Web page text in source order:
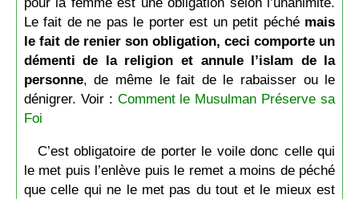
Le fait de ne pas le porter est un petit péché mais
le fait de renier son obligation, ceci comporte un
démenti de la religion et annule l’islam de la
personne, de même le fait de le rabaisser ou le
dénigrer. Voir : Comment le Musulman Préserve sa
Foi
C’est obligatoire de porter le voile donc celle qui
le met puis l’enlève puis le remet a moins de péché
que celle qui ne le met pas du tout et le mieux est